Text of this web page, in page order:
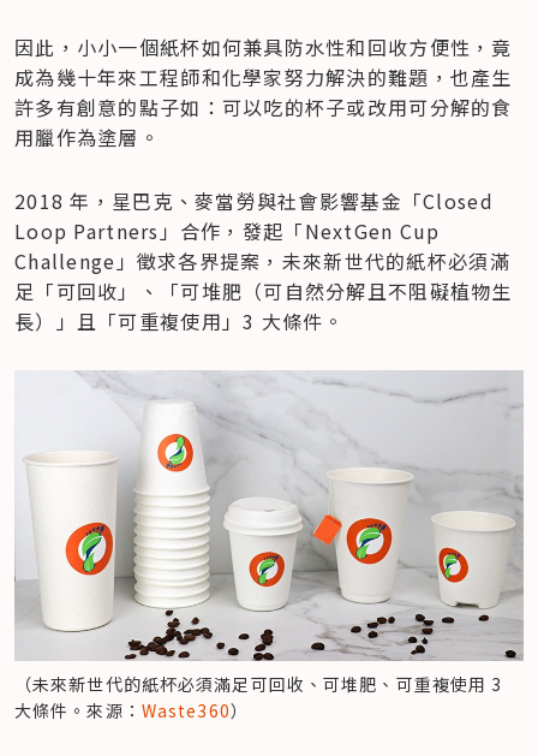
因此，小小一個紙杯如何兼具防水性和回收方便性，竟
成為幾十年來工程師和化學家努力解決的難題，也產生
許多有創意的點子如：可以吃的杯子或改用可分解的食
用臘作為塗層。
2018 年，星巴克、麥當勞與社會影響基金「Closed
Loop Partners」合作，發起「NextGen Cup
Challenge」徵求各界提案，未來新世代的紙杯必須滿
足「可回收」、「可堆肥（可自然分解且不阻礙植物生
長）」且「可重複使用」3 大條件。
（未來新世代的紙杯必須滿足可回收、可堆肥、可重複使用 3
大條件。來源： Waste360）